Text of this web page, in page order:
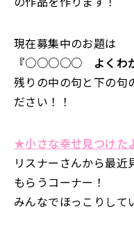
現在募集中のお題は
『○○○○○ よくわ
残りの中の句と下の句
ださい！！
★小さな幸せ見つけ
リスナーさんから最近
もらうコーナー！
みんなでほっこりして